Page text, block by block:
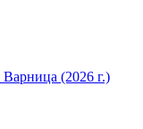
(2026 г.)